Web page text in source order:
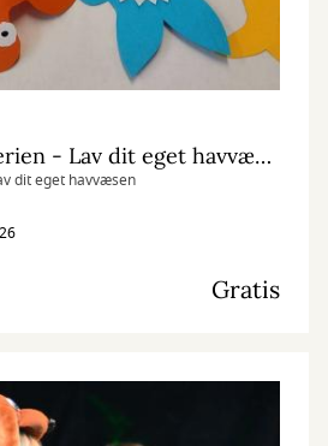
Krea i sommerferien - Lav dit eget havvæsen
dit eget havvæsen
Gratis